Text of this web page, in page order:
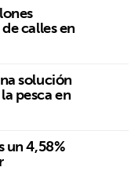
calles en
solución
pesca en
un 4,58%